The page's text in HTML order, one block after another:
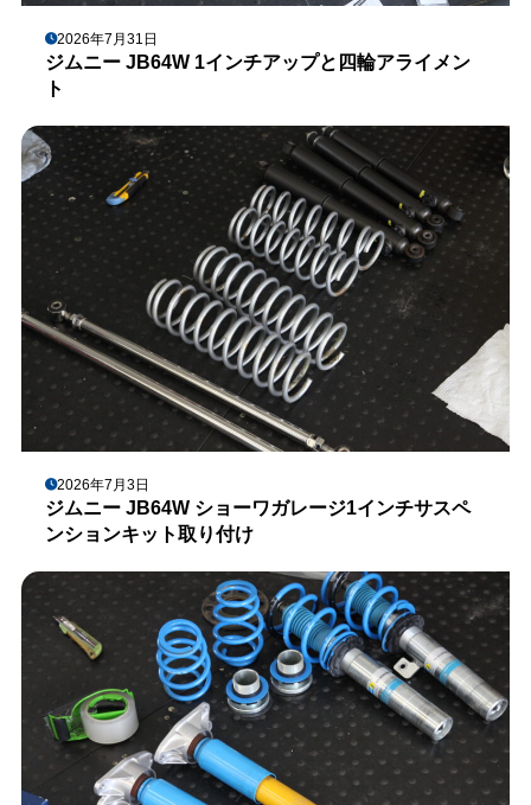
2026年7月31日
ジムニー JB64W 1インチアップと四輪アライメン
ト
2026年7月3日
ジムニー JB64W ショーワガレージ1インチサスペ
ンションキット取り付け